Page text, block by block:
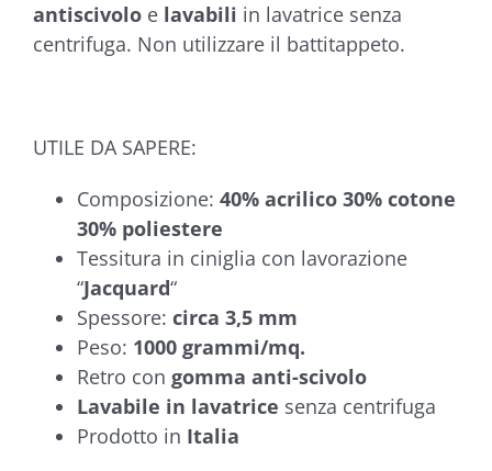
antiscivolo e lavabili in lavatrice senza
centrifuga. Non utilizzare il battitappeto.
UTILE DA SAPERE:
Composizione: 40% acrilico 30% cotone
30% poliestere
Tessitura in ciniglia con lavorazione
“Jacquard“
Spessore: circa 3,5 mm
Peso: 1000 grammi/mq.
Retro con gomma anti-scivolo
Lavabile in lavatrice senza centrifuga
Prodotto in Italia